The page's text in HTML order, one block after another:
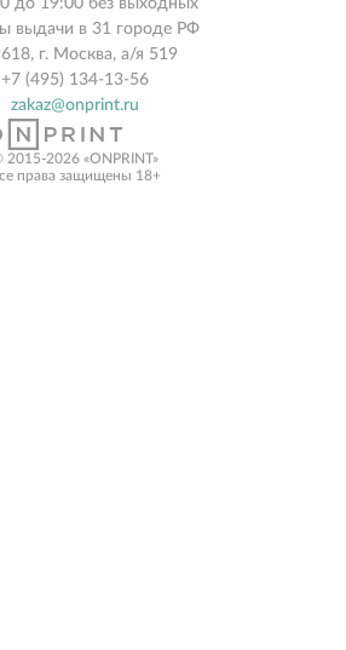
выдачи в 31 городе РФ
г. Москва, а/я 519
+7 (495) 134-13-56
zakaz@onprint.ru
2015-2026 «ONPRINT»
права защищены 18+‎